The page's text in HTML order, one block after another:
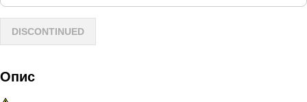
DISCONTINUED
Опис